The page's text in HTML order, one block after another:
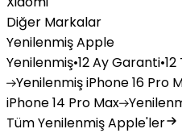
Diğer Markalar
Yenilenmiş Apple
Yenilenmiş•12 Ay Garanti•
YenilenmişiPhone 16 Pro
iPhone 14 Pro Max
Tüm Yenilenmiş Apple'ler